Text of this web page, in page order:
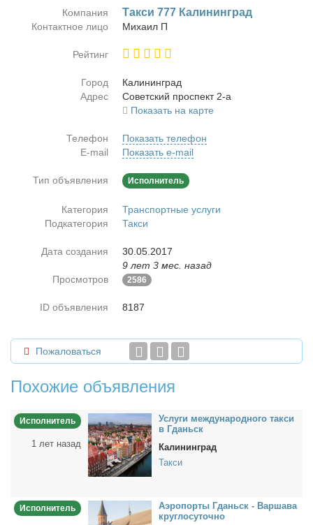
Компания Так­си 777 Ка­ли­нин­град
Контактное лицо Ми­ха­ил П
Рейтинг
Город
Ка­ли­нин­град
Адрес
Со­вет­ский про­спект 2-а
Показать на карте
Телефон
Показать телефон
E-mail
Показать e-mail
Тип объявления Исполнитель
Категория
Транспортные услуги
Подкатегория
Такси
Дата создания
30.05.2017
9 лет 3 мес. назад
Просмотров
2586
ID объявления 8187
Пожаловаться
Похожие объявления
Исполнитель
1 лет назад
Услу­ги меж­ду­на­род­но­го так­си
в Гданьск
Калининград
Такси
Исполнитель
Аэро­пор­ты Гданьск - Вар­ша­ва
круг­ло­су­точ­но